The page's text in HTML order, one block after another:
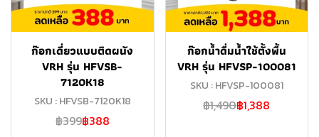
ก๊อกเดี่ยวแบบติดผนัง
VRH รุ่น HFVSB-
7120K18
SKU : HFVSB-7120K18
฿399฿388
ก๊อกน้ำดื่มน้ำใช้ตั้งพื้น
VRH รุ่น HFVSP-100081
SKU : HFVSP-100081
฿1,490฿1,388